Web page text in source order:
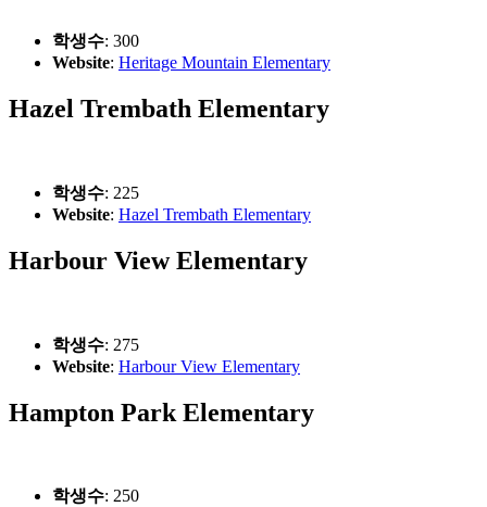
학생수: 300
Website: Heritage Mountain Elementary
Hazel Trembath Elementary
학생수: 225
Website: Hazel Trembath Elementary
Harbour View Elementary
학생수: 275
Website: Harbour View Elementary
Hampton Park Elementary
학생수: 250